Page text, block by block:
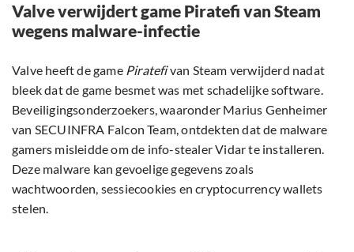
Valve verwijdert game Piratefi van Steam
wegens malware-infectie
Valve heeft de game Piratefivan Steam verwijderd nadat
bleek dat de game besmet was met schadelijke software.
Beveiligingsonderzoekers, waaronder Marius Genheimer
van SECUINFRA Falcon Team, ontdekten dat de malware
gamers misleidde om de info-stealer Vidar te installeren.
Deze malware kan gevoelige gegevens zoals
wachtwoorden, sessiecookies en cryptocurrency wallets
stelen.